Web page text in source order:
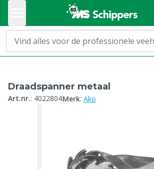
Draadspanner metaal
Art.nr.: 4022804Merk: Ako